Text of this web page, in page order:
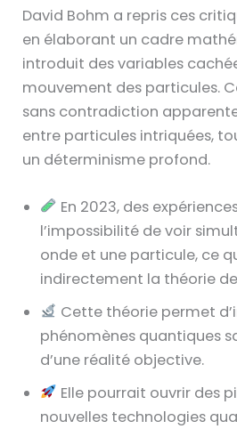
David Bohm a repris ces
en élaborant un cadre
introduit des variables
mouvement des particules.
sans contradiction
entre particules intriquées,
un déterminisme profond.
En 2023, des
l’impossibilité de voir
onde et une particule, ce
indirectement la théorie
Cette théorie permet
phénomènes quantiques
d’une réalité objective.
Elle pourrait ouvrir des
nouvelles technologies